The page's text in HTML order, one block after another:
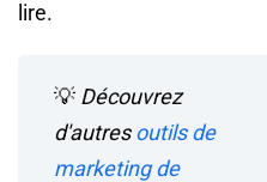
lire.
💡 Découvrez
d'autresoutils de
marketing de